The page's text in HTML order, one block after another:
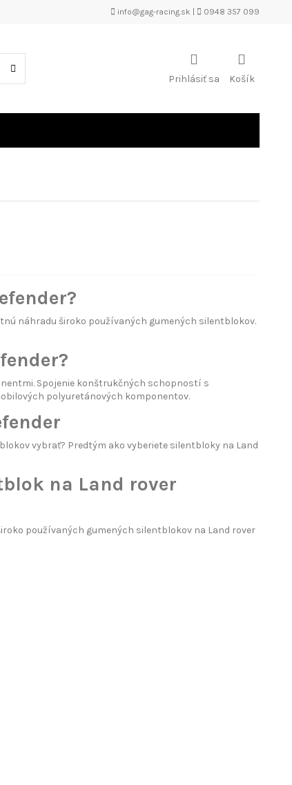
info@gag-racing.sk 0948 357 099
Prihlásiť sa Košík
náhradu široko používaných gumených silentblokov.
Spojenie konštrukčných schopností s
polyuretánových komponentov.
vybrať? Predtým ako vyberiete silentbloky na Land
na Land rover
používaných gumených silentblokov na Land rover